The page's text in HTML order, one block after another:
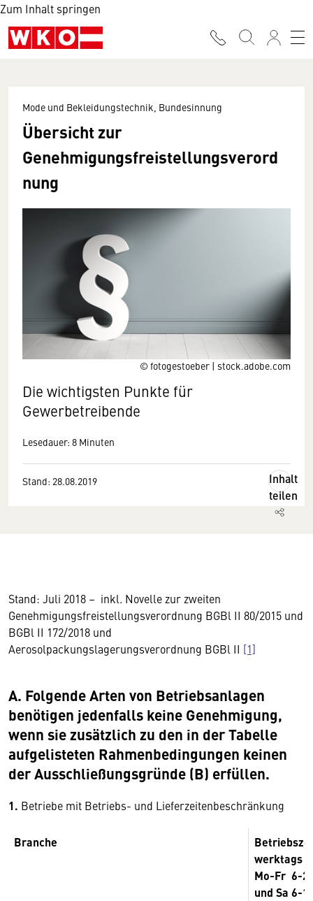
Zum Inhalt springen
© fotogestoeber | stock.adobe.com
Mode und Bekleidungstechnik, Bundesinnung
Übersicht zur
Genehmigungsfreistellungsverord
nung
Die wichtigsten Punkte für
Gewerbetreibende
Lesedauer: 8 Minuten
Stand: 28.08.2019
Inhalt
teilen
Stand: Juli 2018 – inkl. Novelle zur zweiten
Genehmigungsfreistellungsverordnung BGBl II 80/2015 und
BGBl II 172/2018 und
Aerosolpackungslagerungsverordnung BGBl II [1]
A. Folgende Arten von Betriebsanlagen
benötigen jedenfalls keine Genehmigung,
wenn sie zusätzlich zu den in der Tabelle
aufgelisteten Rahmenbedingungen keinen
der Ausschließungsgründe (B) erfüllen.
1. Betriebe mit Betriebs- und Lieferzeitenbeschränkung
Branche
werktags
Mo-Fr 6-
und Sa 6-